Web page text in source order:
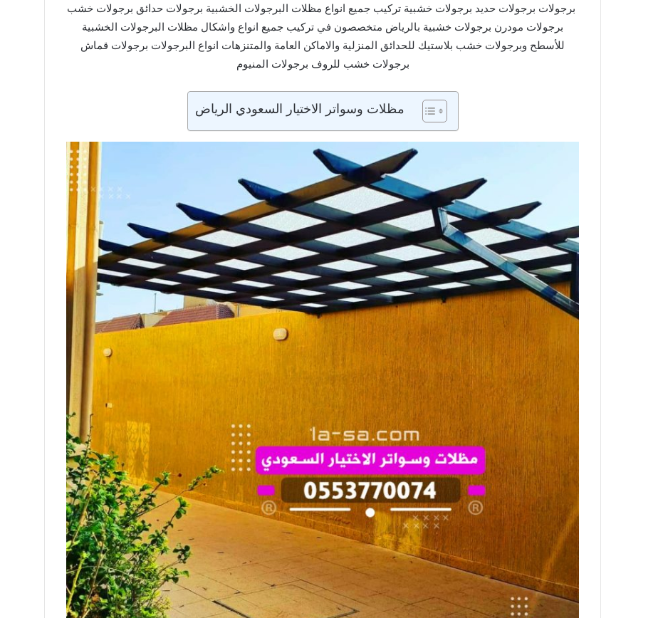
برجولات برجولات حديد برجولات خشبية تركيب جميع انواع مظلات البرجولات الخشبية برجولات حدائق برجولات خشب
برجولات مودرن برجولات خشبية بالرياض متخصصون في تركيب جميع انواع واشكال مظلات البرجولات الخشبية
للأسطح وبرجولات خشب بلاستيك للحدائق المنزلية والاماكن العامة والمتنزهات انواع البرجولات برجولات قماش
برجولات خشب للروف برجولات المنيوم
مظلات وسواتر الاختيار السعودي الرياض